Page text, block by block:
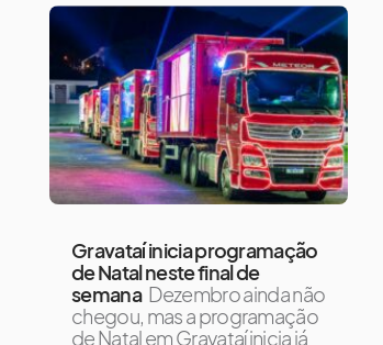
Gravataí inicia programação
de Natal neste final de
semana Dezembro ainda não
chegou, mas a programação
de Natal em Gravataí inicia já